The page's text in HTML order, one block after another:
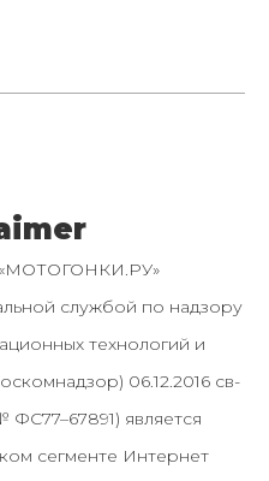
«МОТОГОНКИ.РУ»
службой по надзору
технологий и
06.12.2016 св-
является
сегменте Интернет